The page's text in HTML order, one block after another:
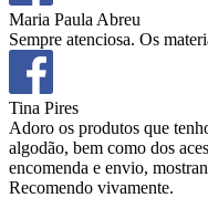
Maria Paula Abreu
Sempre atenciosa. Os
Tina Pires
Adoro os produtos que
algodão, bem como dos
encomenda e envio,
Recomendo vivamente.